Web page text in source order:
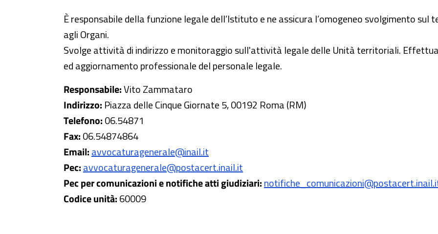
È responsabile della funzione legale dell’Istituto e ne assicura l’omogeneo svolgimento
agli Organi.
Svolge attività di indirizzo e monitoraggio sull'attività legale delle Unità territoriali.
ed aggiornamento professionale del personale legale.
Responsabile:Vito Zammataro
Indirizzo: Piazza delle Cinque Giornate 5, 00192 Roma (RM)
Telefono:06.54871
Fax:06.54874864
Email:avvocaturagenerale@inail.it
Pec:avvocaturagenerale@postacert.inail.it
Pec per comunicazioni e notifiche atti giudiziari:
Codice unità:60009